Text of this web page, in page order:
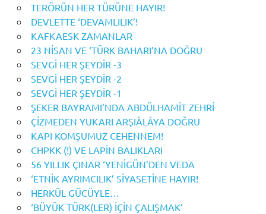
TERÖRÜN HER TÜRÜNE HAYIR!
DEVLETTE ‘DEVAMLILIK’!
KAFKAESK ZAMANLAR
23 NİSAN VE ‘TÜRK BAHARI’NA DOĞRU
SEVGİ HER ŞEYDİR -3
SEVGİ HER ŞEYDİR -2
SEVGİ HER ŞEYDİR -1
ŞEKER BAYRAMI’NDA ABDÜLHAMİT ZEHRİ
ÇİZMEDEN YUKARI ARŞIÂLÂYA DOĞRU
KAPI KOMŞUMUZ CEHENNEM!
CHPKK (!) VE LAPİN BALIKLARI
56 YILLIK ÇINAR ‘YENİGÜN’DEN VEDA
‘ETNİK AYRIMCILIK’ SİYASETİNE HAYIR!
HERKÜL GÜCÜYLE…
‘BÜYÜK TÜRK(LER) İÇİN ÇALIŞMAK’